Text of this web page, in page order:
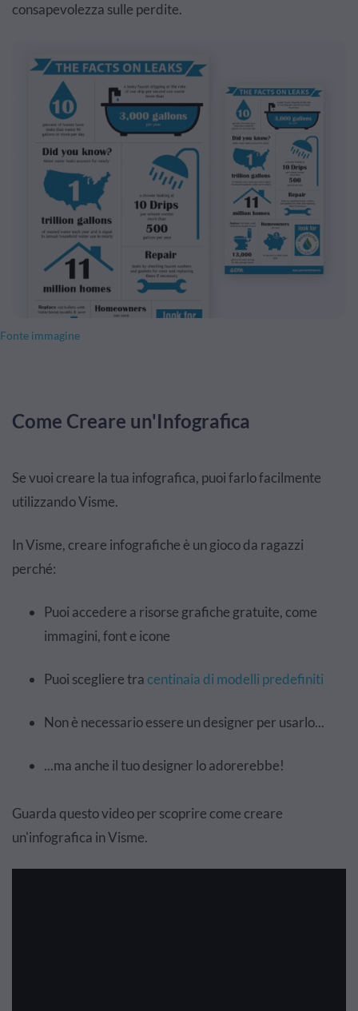
consapevolezza sulle perdite.
Fonte immagine
Come Creare un'Infografica
Se vuoi creare la tua infografica, puoi farlo facilmente
utilizzando Visme.
In Visme, creare infografiche è un gioco da ragazzi
perché:
Puoi accedere a risorse grafiche gratuite, come
immagini, font e icone
Puoi scegliere tracentinaia di modelli predefiniti
Non è necessario essere un designer per usarlo...
...ma anche il tuo designer lo adorerebbe!
Guarda questo video per scoprire come creare
un'infografica in Visme.